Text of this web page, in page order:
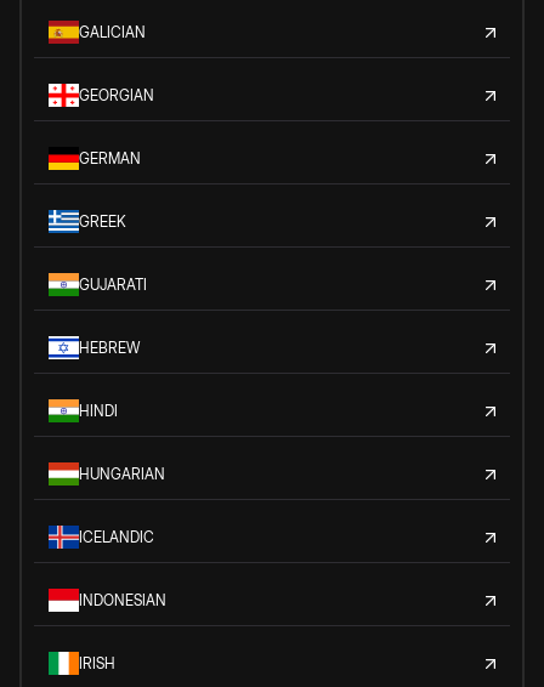
GALICIAN
GEORGIAN
GERMAN
GREEK
GUJARATI
HEBREW
HINDI
HUNGARIAN
ICELANDIC
INDONESIAN
IRISH